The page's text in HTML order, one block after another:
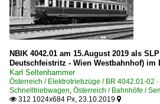
NBIK 4042.01 am 15.August 2019 als
Deutschfeistritz - Wien Westbahnhof) im
Karl Seltenhammer
Österreich / Elektrotriebzüge / BR 4042.01-02
Schnelltriebwagen, Österreich / Bahnhöfe /
 312 1024x684 Px, 23.10.2019 